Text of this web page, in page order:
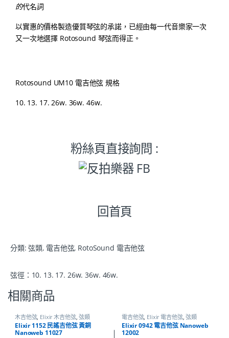
的代名詞
以實惠的價格製造優質琴弦的承諾，已經由每一代音樂家一次
又一次地選擇 Rotosound 琴弦而得正。
Rotosound UM10 電吉他弦規格
10. 13. 17. 26w. 36w. 46w.
粉絲頁直接詢問 :
回首頁
分類:弦類, 電吉他弦, RotoSound 電吉他弦
弦徑：10. 13. 17. 26w. 36w. 46w.
相關商品
木吉他弦, Elixir 木吉他弦,弦類
Elixir 1152 民謠吉他弦 黃銅
Nanoweb 11027
電吉他弦, Elixir 電吉他弦,弦類
Elixir 0942 電吉他弦 Nanoweb
12002